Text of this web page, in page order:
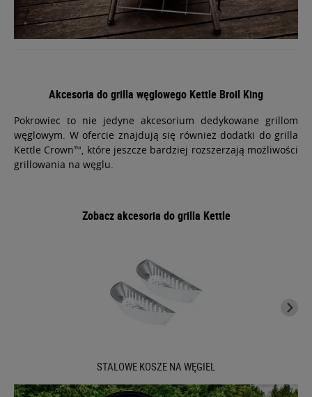
Akcesoria do grilla węglowego Kettle Broil King
Pokrowiec to nie jedyne akcesorium dedykowane grillom
węglowym. W ofercie znajdują się również dodatki do grilla
Kettle Crown™, które jeszcze bardziej rozszerzają możliwości
grillowania na węglu.
Zobacz akcesoria do grilla Kettle
STALOWE KOSZE NA WĘGIEL